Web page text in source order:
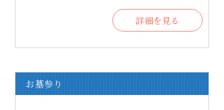
詳細を見る
お墓参り